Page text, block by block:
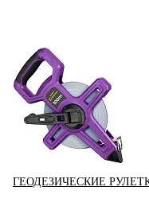
ГЕОДЕЗИЧЕСКИЕ